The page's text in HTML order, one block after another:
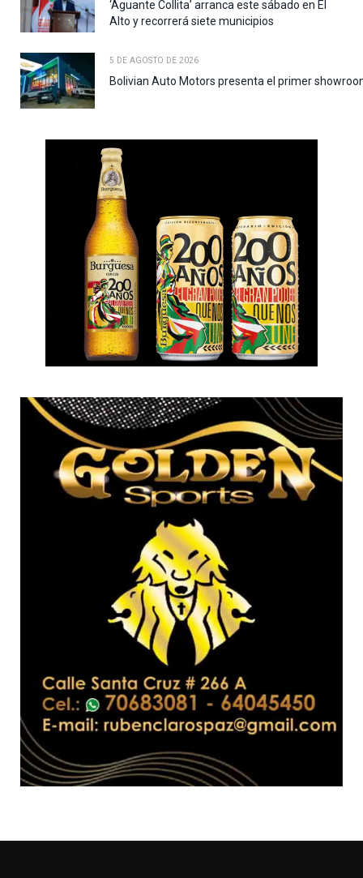
‘Aguante Collita’ arranca este sábado en El
Alto y recorrerá siete municipios
5 DE AGOSTO DE 2026
Bolivian Auto Motors presenta el primer